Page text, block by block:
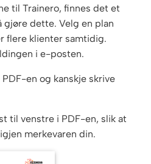
til Trainero, finnes det et
gjøre dette. Velg en plan
flere klienter samtidig.
i e-posten.
en og kanskje skrive
til venstre i PDF-en, slik at
merkevaren din.